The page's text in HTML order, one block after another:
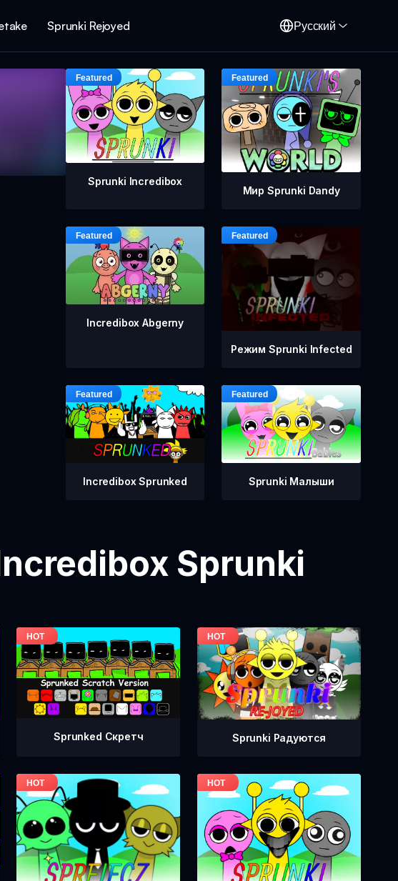
Sprunki Rejoyed Русский
Sprunki Incredibox
Мир Sprunki Dandy
Incredibox Abgerny
Режим Sprunki Infected
Incredibox Sprunked Sprunki Малыши
Sprunki
Sprunked Скретч Sprunki Радуются